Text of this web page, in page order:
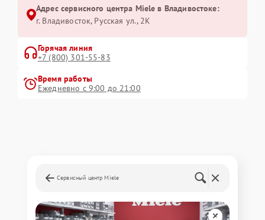
Адрес сервисного центра Miele в Владивостоке:
г. Владивосток, Русская ул., 2К
Горячая линия
+7 (800) 301-55-83
Время работы
Ежедневно с 9:00 до 21:00
Сервисный центр Miele